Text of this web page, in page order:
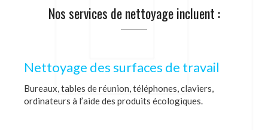
Nos services de nettoyage incluent :
Nettoyage des surfaces de travail
Bureaux, tables de réunion, téléphones, claviers,
ordinateurs à l’aide des produits écologiques.